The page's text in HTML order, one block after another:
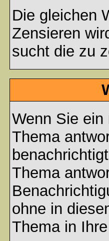
Die gleichen
Zensieren
sucht die zu
Wenn Sie
Thema
Thema
ohne in
Thema in